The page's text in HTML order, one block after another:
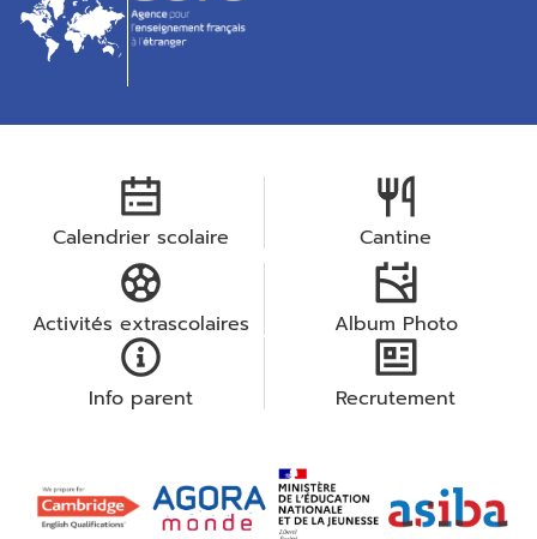
Calendrier scolaire Cantine
Activités extrascolaires Album Photo
Info parent Recrutement